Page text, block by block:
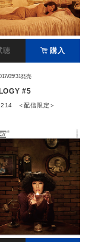
聴 購入
05/31発売
#5
＜配信限定＞